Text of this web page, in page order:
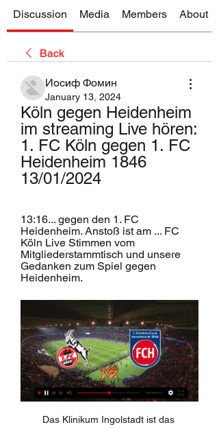
Discussion Media Members About
Back
Иосиф Фомин
January 13, 2024
Köln gegen Heidenheim
im streaming Live hören:
1. FC Köln gegen 1. FC
Heidenheim 1846
13/01/2024
13:16... gegen den 1. FC
Heidenheim. Anstoß ist am ... FC
Köln Live Stimmen vom
Mitgliederstammtisch und unsere
Gedanken zum Spiel gegen
Heidenheim.
Das Klinikum Ingolstadt ist das überregionale medizinische Kompetenzzentrum mit 1.166 Betten und Behandlungsplätzen im nördlichen Oberbayern im Städtedreieck München-Nürnberg-Regensburg. Jährlich werden in über 20 Kliniken und Instituten sowie 10 hochspezialisierten Zentren etwa 100.000 Patienten/-innen stationär und ambulant auf hohem.

Der THW Kiel trifft am 17. Mai im Halbfinale des EHF-Cups auf den dänischen Vertreter TTH Holstebro. Im zweiten Halbfinale bei den AKQUINET EHF Cup Finals in der Kieler Sparkassen-Arena wird der Titelverteidiger Füchse Berlin vom FC Porto Sofarma aus Portugal gefordert. fordern.

Offizielle Zeitmessung und Datenverarbeitung durch DATASPORT, CH-Gerlafingen www.datasport.com für Ergebnisse, Online-Registrierung, Informationen und News. Triathlon de Nyon 2018 (CS NL U18) Datum:. Seite: 2 (248) SM National League U18 Women (Championnats Suisse) rang nom/lieu an nat equipe temps scratch écart doss swim t1 bike t2 run 1.

Bohemians Prag 1905. Tschechischer Fußballverein. In einer anderen Sprache lesen Seite beobachten Bearbeiten (Weitergeleitet von TJ Bohemians Prag) Bohemians Praha 1905, im deutschsprachigen Raum bekannt als Bohemians Prag, ist ein tschechischer Fußballverein aus der Landeshauptstadt Prag. Bohemians Prag Basisdaten Name.

Der Kanton Bern muss sein Projekt zur Sanierung der Ortsdurchfahrt Münsingen leicht anpassen. Zwischen dem Münsinger Bärenstutz und der örtlichen Käserei braucht es wegen neuer Sicherheitsnormen, die vor allem die Sichtweite bei Ausfahrten betreffen, Änderungen.

Tanja aka Seaside Glamour trifft Sängerin und Moderatorin Luca Vasta. Von Mariah Carey übers Erwachsenwerden bis zum Träume verwirklichen haben Luca und Tanja in elf Minuten "kurz mal" über alle wichtigen Themen geplaudert. Den ganzen Beitrag findet ihr unter www.seasideglamour.com.

1. FC Köln gegen den 1. FC Heidenheim 1846 live im TV & Stream 11. Spieltag in der 2. Bundesliga: Am Sonnabend trifft der 1. FC Köln auf den 1. FC Heidenheim. Alle Infos zu TV-Termin & Stream.

Online Statistiken : Handball Spielplan Team TBV Lemgo Handball Liga und Turnier Termine. Handball Spielplan TBV Lemgo Aktuelle Spiel Termine von Handball Team TBV Lemgo ( 1. Bundesliga, Deutschland ). Der Spielplan von TBV Lemgo mit allen vorhandenen Spiel Ansetzungen zu 1. Bundesliga Liga Spielen Handball Turnieren und unterteilt in Heim Spielplan und Auswärts Spielplan. Für das Team TBV …

1. FC Köln vs 1. FC Heidenheim 1846 Höre die 1. Fußball Bundesliga im Live Stream. Das Spiel 1. FC Köln gegen 1. FC Heidenheim 1846 beginnt am 13. Januar 2024 um 06:30 Uhr. 1.

Koninklijke Sint-Truidense Voetbalvereniging Ergebnisse in Echtzeit mit Liveupdates. Nächste Spiele: 27.10. VV St. Truiden - KAA Gent, 30.10. KV Mechelen - VV St. Truiden, 02.11. VV St. Truiden - KV Oostende . Mehr zeigen FlashScore.de. Nutzungsbedingungen Hier werben Kontakt Mobil Livescore Wir empfehlen. Folge uns.

Düsseldorf ist der Mittelpunkt der Rhein-Rhur Metropolregion und nach Köln die zweitgrößte Stadt des Bundeslandes. Wer hier in einer Immobilie oder einer Wohnung lebt, ist mittendrin im kunterbunten Rheinleben. Zwischen dem berühmten Düsseldorfer Karneval, dem Fußballverein Fortuna Düsseldorf oder dem Einkaufsboulevard Königsallee.

Ob im Online Shop für Fahrräder oder im Fahrradladen vor Ort – bei uns findest Du Dein neues Rad. Neue Modelle entdecken auf |linkradquadrat.de

Ergebnis und Statistik Spiel VfB Stuttgart Am. vs SSV Jahn Regensburg 3. Liga Deutschland am 31.01.2012 - Fussball live Statistiken Wettpoint

Der Aufstieg in die K.o.-Phase der Fußball-Champions-League ist für Salzburg in weite Ferne gerückt. Das 1:1 (1:1) bei SSC Napoli bedeutete am Dienstag zwar einen kleinen Prestigeerfolg.

Iserlohn Roosters - Straubing Tigers DEL - 15 September 2019 DEL - Erleben Sie das Eishockey-Spiel zwischen Iserlohn Roosters und Straubing Tigers im LIVE-Scoring bei Eurosport.de.

Inter ist ganz klar der Favorit da gibt es gar keine Zwei Meinungen wer was anderes behauptet hat leider keine Ahnung vom Internationalen Profi Geschäft. Wenn Frankfurt …

Der verstörende Auftritt von Borussia Mönchengladbach beim 0:4 gegen den Wolfsberger AC gestern in der Europa League hat bei mir eine nachhaltige Wirkung hinterlassen. Und wahrscheinlich nicht nur bei mir. Ich bin bekanntlich seit mehr als einem halben Jahrhundert Anhänger von Borussia Mönchengladbach. Aber eine Arbeitsverweigerung in.

Herzlich willkommen in der Rechtsanwaltskammer Wien! Unser aller Alltag ist gekennzeichnet von Regeln und Pflichten. Die Wiener Rechtsanwälte sind Anlaufstelle bei Fragen der Menschen – ob es um den Kauf eines Eigenheims, den Umgang mit einem „schwierigen“ Arbeitgeber …

1. FC Heidenheim 1846 gegen 1. FC Köln Liveticker Heidenheim - Köln im Fernsehen/Stream Die Partie wird live übertragen bei: WOW. SKY. Ort. Das Stadion. Voith-Arena, Heidenheim. Das Stadion fasst 15000 ...

Radio Köln: Eure Nr. 1 Seit 1991 sind wir Euer Lokalradio in Köln. Auf der 107.1 MHz, unserer Radio Köln - App und im Webradio informieren wir Euch über das Wichtigste aus Köln ...

Das erste FCH Auswärtsspiel des Jahres 2024 in Köln 05.01.2024 — Die offizielle Seite des 1. FC Heidenheim 1846 e.V. mit umfassenden Informationen und Nachrichten zu Mannschaften, Tickets, ...

VfL Bad Schwartau Tischtennis. 58 likes. Die TT-Abteilung des VfL Bad Schwartau ist einer der größten Vereine im Kreis Lübeck und nimmt mit 8 Herren- und...

Live hören: 1. FC Köln gegen 1. FC Heidenheim 1846 Bundesliga live hören 1. FC Köln gegen 1. FC Heidenheim 1846 · Mehr zu Bundesliga live · Alle Audiostreams des 17. Spieltags · Mehr zur Bundesliga.

Das ist nur eine Spielerei. Die Vorverkaufszahlen erheben keinen Anspruch auf Richtigkeit, Vollständigkeit, Aktualität oder Sinnhaftigkeit. Die Zahlen geben IN ETWA die aktuelle Auslastung des Stadions wieder.

Borussia Dortmund traf bisher schon 48 Mal auf den VfL Wolfsburg. Mit 26 Siegen liegt der BVB im direkten Vergleich recht klar vorne. Die Wölfe konnten nur zehn Duelle gewinnen. Bundesliga Wetten Ratgeber . Zwölf Mal mussten beiden Vereine mit einem Punkt leben. In Dortmund steht die Bilanz bei 15 Heimsiegen, sechs Remis und vier.

Borussia Dortmund gegen Werder Bremen am 1. Spieltag: Die Fußball-Bundesliga im 1. Bundesliga Live-Ticker. Mit Live-Statistiken, Live-Tabelle und Ergebnisse auf SÜeddeutsche.de.

FC Köln live im TV oder im Stream schauen Das nächste FC Köln Spiel: 1. FC Köln - FC Heidenheim Samstag (13.01.), 15 bei Streaming-Diensten. Lediglich Sat.1 überträgt insgesamt fünf Spiele pro ...

Das Online-Spiel der TH Nürnberg für Schülerinnen und Schüler. Jetzt spielen × Datenschutzhinweis. Liebe Besucherin, lieber Besucher, Sie verlassen nun die Website der Technischen Hochschule Nürnberg. Mit einem Klick auf den unten stehenden Button gelangen Sie zu . Bitte achten Sie darauf, dass Ihre dort persönlichen Daten gut geschützt sind. Beachten Sie die dortigen.

Nachdem der SCB 2008 in Biel gegen den EHC verloren hatte, schlugen Berner Randalierer eine Polizistin zusammen. Das Gericht verurteilt einen Mitverantwortlichen zu vier Jahren Haft.

FC Luzern-Innerschweiz AG - Mannschaft, Club, Fussball, Luzern Vorverkauf, Arena, Shop, Nachwuchs, Fans, Sponsoren, Innerschweiz, Meisterschaft, Tabelle, Tickets, Fanshop

Den passenden Stil für das eigene Zuhause zu finden, ist oft schwerer als man denkt – lassen Sie sich durch unsere Stilwelten inspirieren! Auf Basis Ihrer Ideen definieren wir in einer individuellen Beratung jene Details, die aus Ihrem Zuhause einen Ort machen, der zu Ihrem Lebensstil passt.

Der THW Kiel gewinnt zum 20. Mal die deutsche Handball-Meisterschaft. Am letzten Spieltag der Saison mit erstmals 19 Teams gibt es einen Erfolg gegen den TBV Lemgo - und anschließend eine große.

Ab Sonntag, dem 18.04.2010 zeigt das Capitol in der Filmkunstreihe den Coen-Brüder-Film „A Serious Man“. A Serious Man – Tragikomödie – USA – 2009 – freigegeben ab 12 Jahren 1967. Es ist nicht das Jahr von Larry Gopnik, der als Physikprofessor an einer Uni im Mittleren Westen der USA ein…

Die Gäste genossen den "perfekten Abend", wie Wolfsburgs Kapitän Joshua Guilavogui betonte. Hertha BSC dagegen muss nach dem schmerzvollen 0:3 gegen den VfL erst einmal klären, warum die Heimpremiere von Trainer Ante Covic so brutal gegen die Wand gefahren wurde....

Der Eishockeysport zählt in Österreich zu den wichtigsten Mannschaftssportarten schlechthin. Dass alle Verträge eine vorgegebene Laufzeit haben, steht einer Weiterentwicklung des Produktes Eishockey in Österreich aber nicht im Wege.

Schlagworte Achtelfinale, Borussia Dortmund vs Juventus Turin, Ergebnis, FC Barcelona vs Manchester City, Free-TV, Live-Stream, Live-Übertragung, Rückspiele, Sky Go, Spielplan, UEFA Champions.

Im Vorfeld twitterten die Wikinger, dass sie auch zu dieser Jahreszeit in Weinfelden Trauben pflücken wollen. Nun, dies gelang ihnen zwar und sie holten sich die drei Punkte. Der Sieg gegen ein sehr junges Trauben-Team musste von den Zürchern allerdings hart erarbeitet werden

Besuche den Beitrag für mehr Info.. Datenschutz & Cookies: Diese Website verwendet Cookies. Wenn du die Website weiterhin nutzt, stimmst du der Verwendung von Cookies zu.

Mit uShip Transportieren Finden Sie einen Transportdienstleister für den besten Preis. uShip's Marktplatz für Transportaufträge ermöglicht Ihnen preisgünstige Gebote von bewerteten Transportdienstleistern zu erhalten, damit Ihr Auftrag sorgenfrei erledigt wird.

Nürnberg - Am Freitagabend (Live-Ticker ab 19 Uhr auf nordbayern.de) treffen die Ice Tigers auf die Straubing Tigers. Beide Teams konnten jeweils eine eigene Siegesserie aufbauen, was bedeutet.

2011-12-21 · 生谈起德国大学生活 ？或者和中国大学生 们一起策划小红帽、白雪公主和的最新版 本？ 戏剧排练引起了我极大的兴趣：在. leiter für Hochschullehrerfortbildung in der Volksrepublik China Möglichkeiten der didaktischen Umsetzung und didaktische Impli- 召开.

Am heutigen Sonntag eröffnet der SK Rapid Wien die Saison 2019/2020 mit dem Cup-Spiel gegen Allerheiligen (hier alle